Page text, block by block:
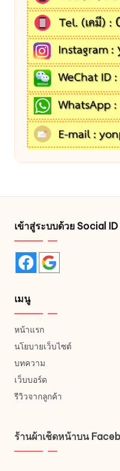
เข้าสู่ระบบด้วย Social ID
เมนู
หน้าแรก
นโยบายเว็บไซต์
บทความ
เว็บบอร์ด
รีวิวจากลูกค้า
ร้านผ้าเช็ดหน้าบน